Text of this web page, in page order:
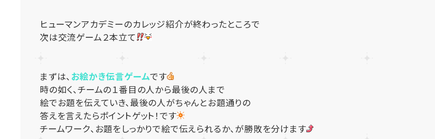
ヒューマンアカデミーのカレッジ紹介が終わったところで
次は交流ゲーム２本立て
まずは、 お絵かき伝言ゲームです
時の如く、チームの１番目の人から最後の人まで
絵でお題を伝えていき、最後の人がちゃんとお題通りの
答えを言えたらポイントゲット！です
チームワーク、お題をしっかりで絵で伝えられるか、が勝敗を分けます